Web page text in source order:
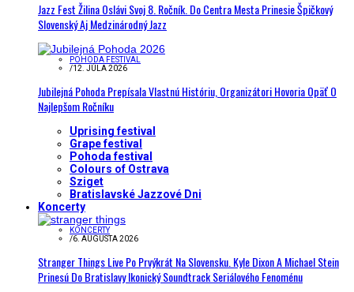
Jazz Fest Žilina Oslávi Svoj 8. Ročník. Do Centra Mesta Prinesie Špičkový
Slovenský Aj Medzinárodný Jazz
POHODA FESTIVAL
/12. JÚLA 2026
Jubilejná Pohoda Prepísala Vlastnú Históriu, Organizátori Hovoria Opäť O
Najlepšom Ročníku
Uprising festival
Grape festival
Pohoda festival
Colours of Ostrava
Sziget
Bratislavské Jazzové Dni
Koncerty
KONCERTY
/6. AUGUSTA 2026
Stranger Things Live Po Prvýkrát Na Slovensku. Kyle Dixon A Michael Stein
Prinesú Do Bratislavy Ikonický Soundtrack Seriálového Fenoménu